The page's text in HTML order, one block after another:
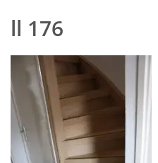
ll 176